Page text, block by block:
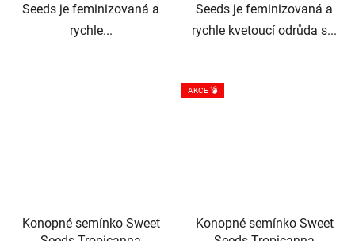
Seeds je feminizovaná a
rychle...
Seeds je feminizovaná a
rychle kvetoucí odrůda s...
Konopné semínko Sweet
AKCE 💣
Konopné semínko Sweet